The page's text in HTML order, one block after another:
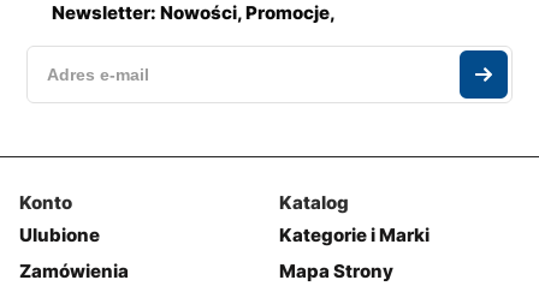
Newsletter: Nowości, Promocje,
Konto
Ulubione
Zamówienia
Katalog
Kategorie i Marki
Mapa Strony